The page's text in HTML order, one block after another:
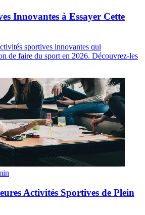
Innovantes à Essayer Cette
sportives innovantes qui
de faire du sport en 2026. Découvrez-les
Activités Sportives de Plein